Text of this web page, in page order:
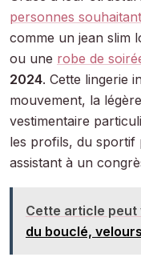
personnes souhaitant
comme un jean slim
ou une robe de
2024. Cette lingerie
mouvement, la
vestimentaire
les profils, du sportif
assistant à un
Cette article
du bouclé,